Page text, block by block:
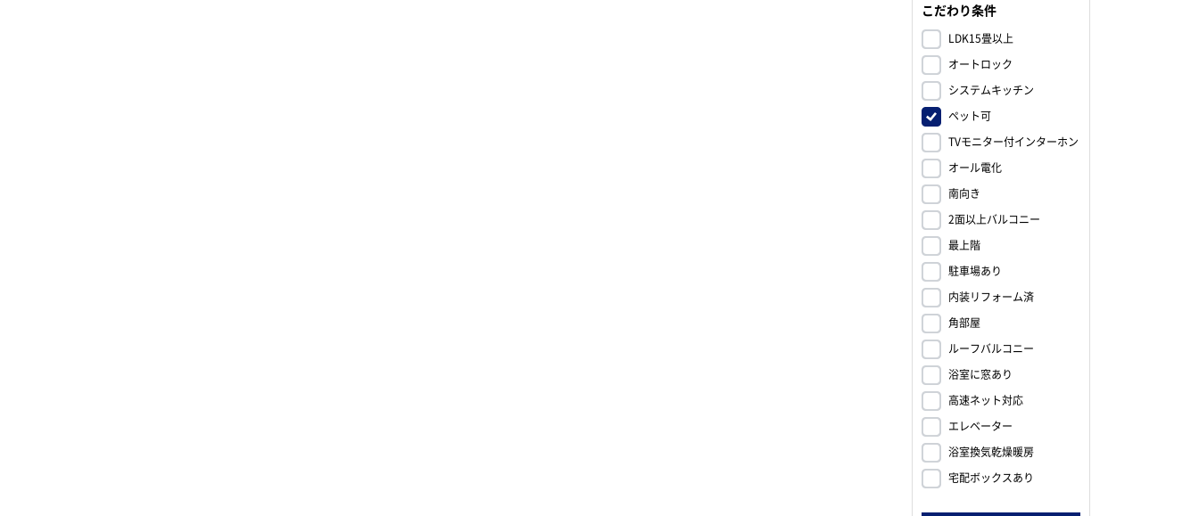
こだわり条件
LDK15畳以上
オートロック
システムキッチン
ペット可
TVモニター付インターホン
オール電化
南向き
2面以上バルコニー
最上階
駐車場あり
内装リフォーム済
角部屋
ルーフバルコニー
浴室に窓あり
高速ネット対応
エレベーター
浴室換気乾燥暖房
宅配ボックスあり